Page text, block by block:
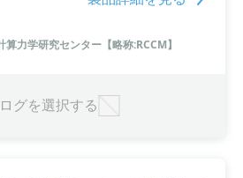
ます。初心者にも使いやすい設計であり、
力学研究センター【略称:RCCM】
グを選択する